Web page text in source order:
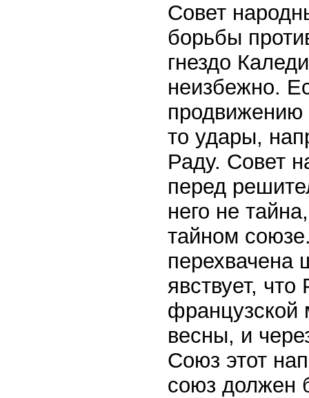
Совет
борьбы
гнездо
неизбежно.
продвижению
то удары,
Раду. Совет
перед
него не
тайном
перехвачена
явствует,
французской
весны, и
Союз этот
союз должен